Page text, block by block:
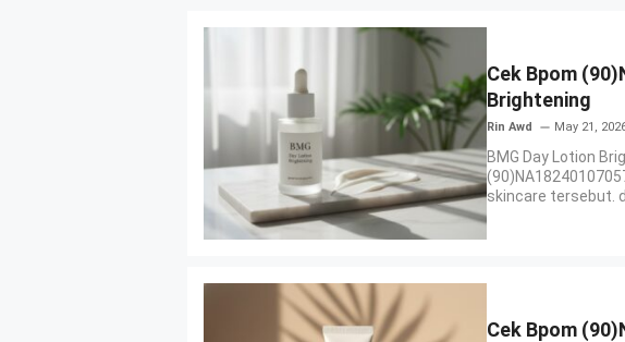
Cek Bpom
Brightening
Rin Awd May 21,
BMG Day Lotion
skincare tersebut.
Cek Bpom